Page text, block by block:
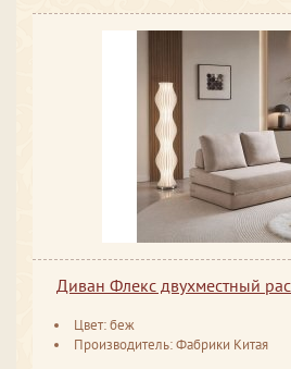
Диван Флекс двухместный
Цвет: беж
Производитель: Фабрики Китая